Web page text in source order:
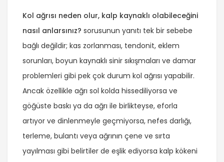
Kol ağrısı neden olur, kalp kaynaklı olabileceğini
nasıl anlarsınız? sorusunun yanıtı tek bir sebebe
bağlı değildir; kas zorlanması, tendonit, eklem
sorunları, boyun kaynaklı sinir sıkışmaları ve damar
problemleri gibi pek çok durum kol ağrısı yapabilir.
Ancak özellikle ağrı sol kolda hissediliyorsa ve
göğüste baskı ya da ağrı ile birlikteyse, eforla
artıyor ve dinlenmeyle geçmiyorsa, nefes darlığı,
terleme, bulantı veya ağrının çene ve sırta
yayılması gibi belirtiler de eşlik ediyorsa kalp kökeni